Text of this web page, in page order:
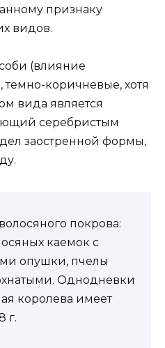
признаку
видов.
(влияние
темно-коричневые, хотя
вида является
серебристым
заостренной формы,
покрова:
каемок с
опушки, пчелы
Однодневки
королева имеет
г.